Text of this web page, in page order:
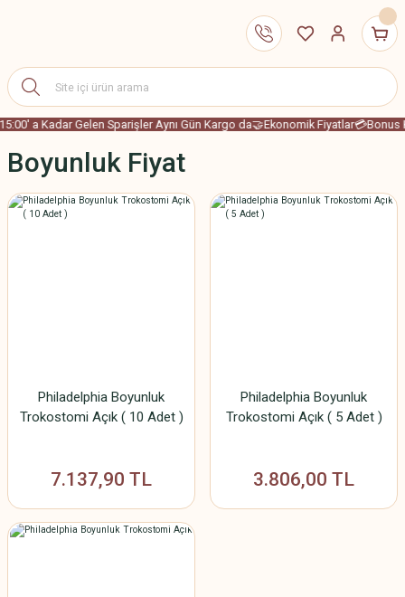
a Kadar Gelen Sparişler Aynı Gün Kargo da🤝Ekonomik Fiyatlar💳Bonus
Boyunluk Fiyat
Philadelphia Boyunluk
Trokostomi Açık ( 10 Adet )
7.137,90 TL
Philadelphia Boyunluk
Trokostomi Açık ( 5 Adet )
3.806,00 TL